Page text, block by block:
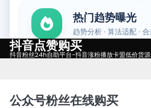
Skip抖音点赞购买
抖音粉丝24h自助平台-抖音涨粉播放卡盟低价货源
公众号粉丝在线购买